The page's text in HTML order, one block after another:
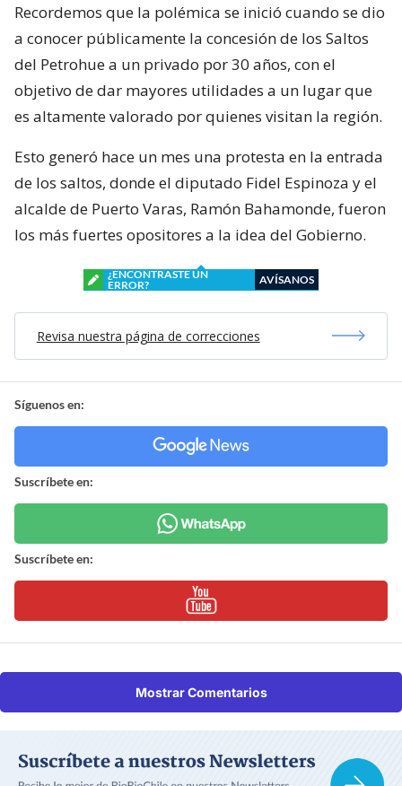
Recordemos que la polémica se inició cuando se dio
a conocer públicamente la concesión de los Saltos
del Petrohue a un privado por 30 años, con el
objetivo de dar mayores utilidades a un lugar que
es altamente valorado por quienes visitan la región.
Esto generó hace un mes una protesta en la entrada
de los saltos, donde el diputado Fidel Espinoza y el
alcalde de Puerto Varas, Ramón Bahamonde, fueron
los más fuertes opositores a la idea del Gobierno.
¿ENCONTRASTE UN
ERROR?
AVÍSANOS
Revisa nuestra página de correcciones
Síguenos en:
Suscríbete en:
Suscríbete en:
Mostrar Comentarios